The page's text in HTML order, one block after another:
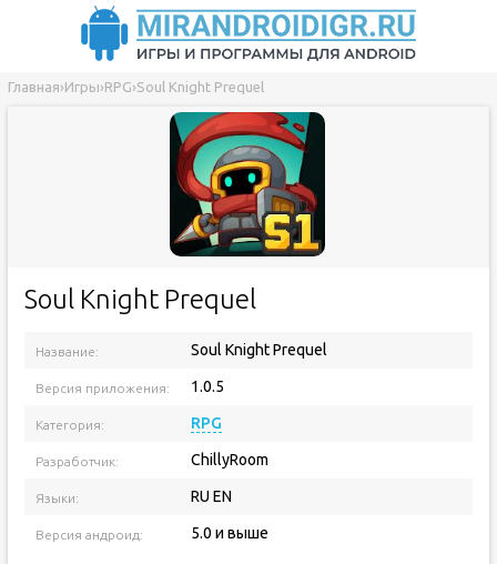
Главная›Игры›RPG›Soul Knight Prequel
Soul Knight Prequel
Название: Soul Knight Prequel
Версия приложения: 1.0.5
Категория: RPG
Разработчик: ChillyRoom
Языки: RU EN
Версия андроид: 5.0 и выше